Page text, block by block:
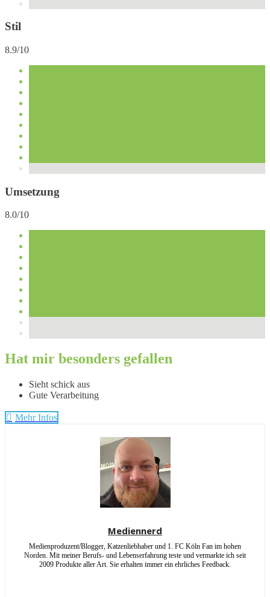
Stil
8.9/10
Umsetzung
8.0/10
Hat mir besonders gefallen
Sieht schick aus
Gute Verarbeitung
Mehr Infos
Mediennerd
Medienproduzent/Blogger, Katzenliebhaber und 1. FC Köln Fan im hohen
Norden. Mit meiner Berufs- und Lebenserfahrung teste und vermarkte ich seit
2009 Produkte aller Art. Sie erhalten immer ein ehrliches Feedback.